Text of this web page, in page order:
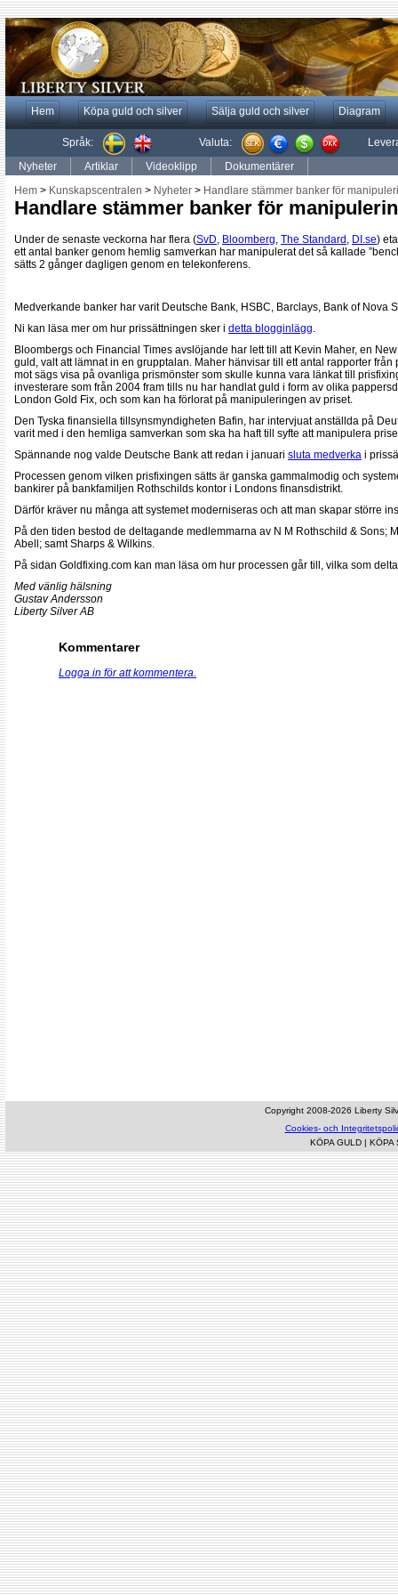
Hem Köpa guld och silver Sälja guld och silver Diagram
Språk: Valuta:
Nyheter
Artiklar Videoklipp
Dokumentärer
Hem > Kunskapscentralen > Nyheter > Handlare stämmer banker för
Handlare stämmer banker för
Under de senaste veckorna har flera (SvD Bloomberg The Standard DI.se)
ett antal banker genom hemlig samverkan har manipulerat det så kallade
sätts 2 gånger dagligen genom en telekonferens.
Medverkande banker har varit Deutsche Bank, HSBC, Barclays, Bank of Nova
Ni kan läsa mer om hur prissättningen sker i detta blogginlägg
Bloombergs och Financial Times avslöjande har lett till att Kevin Maher, en
guld, valt att lämnat in en grupptalan. Maher hänvisar till ett antal rapporter
mot sägs visa på ovanliga prismönster som skulle kunna vara länkat till
investerare som från 2004 fram tills nu har handlat guld i form av olika
London Gold Fix, och som kan ha förlorat på manipuleringen av priset.
Den Tyska finansiella tillsynsmyndigheten Bafin, har intervjuat anställda på
varit med i den hemliga samverkan som ska ha haft till syfte att manipulera
Spännande nog valde Deutsche Bank att redan i januari sluta medverka i
Processen genom vilken prisfixingen sätts är ganska gammalmodig och
bankirer på bankfamiljen Rothschilds kontor i Londons finansdistrikt.
Därför kräver nu många att systemet moderniseras och att man skapar större
På den tiden bestod de deltagande medlemmarna av N M Rothschild & Sons;
Abell; samt Sharps & Wilkins.
På sidan Goldfixing.com kan man läsa om hur processen går till, vilka som
Med vänlig hälsning
Gustav Andersson
Liberty Silver AB
Kommentarer
Logga in för att kommentera.
Copyright 2008-2026 Liberty
Cookies- och
KÖPA GULD| KÖPA